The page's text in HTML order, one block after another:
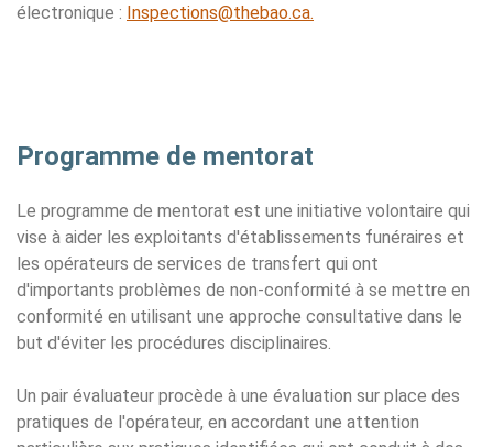
électronique : Inspections@thebao.ca.
Programme de mentorat
Le programme de mentorat est une initiative volontaire qui
vise à aider les exploitants d'établissements funéraires et
les opérateurs de services de transfert qui ont
d'importants problèmes de non-conformité à se mettre en
conformité en utilisant une approche consultative dans le
but d'éviter les procédures disciplinaires.
Un pair évaluateur procède à une évaluation sur place des
pratiques de l'opérateur, en accordant une attention